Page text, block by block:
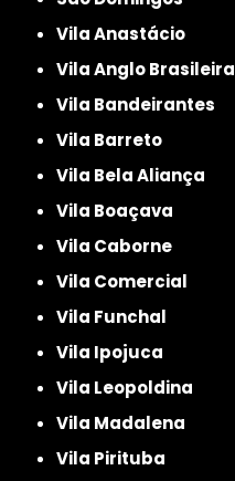
Vila Anastácio
Vila Anglo Brasileira
Vila Bandeirantes
Vila Barreto
Vila Bela Aliança
Vila Boaçava
Vila Caborne
Vila Comercial
Vila Funchal
Vila Ipojuca
Vila Leopoldina
Vila Madalena
Vila Pirituba